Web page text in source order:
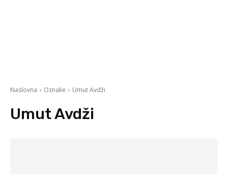
Naslovna Oznake Umut Avdži
Umut Avdži